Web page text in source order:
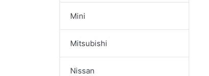
Mini
Mitsubishi
Nissan